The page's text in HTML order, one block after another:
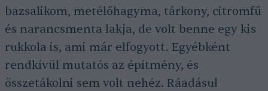
bazsalikom, metélőhagyma, tárkony, citromfű
és narancsmenta lakja, de volt benne egy kis
rukkola is, ami már elfogyott. Egyébként
rendkívül mutatós az építmény, és
összetákolni sem volt nehéz. Ráadásul